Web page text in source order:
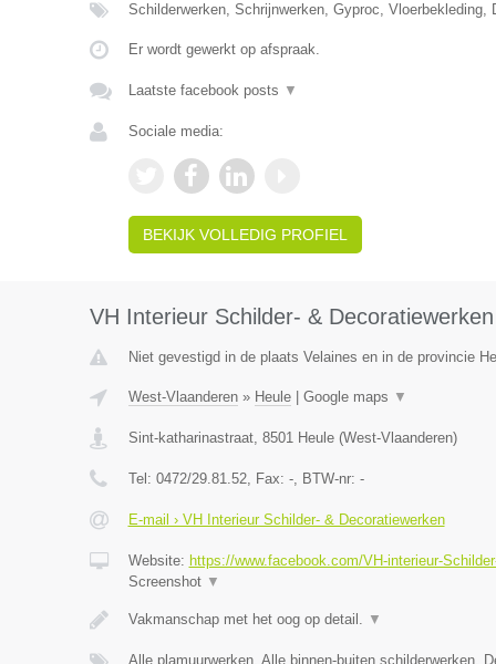
Schilderwerken, Schrijnwerken, Gyproc, Vloerbekleding,
Er wordt gewerkt op afspraak.
Laatste facebook posts ▼
Sociale media:
BEKIJK VOLLEDIG PROFIEL
VH Interieur Schilder- & Decoratiewerken
Niet gevestigd in de plaats Velaines en in de provincie
West-Vlaanderen» Heule| Google maps ▼
Sint-katharinastraat, 8501 Heule(West-Vlaanderen)
Tel: 0472/29.81.52, Fax: -, BTW-nr: -
E-mail › VH Interieur Schilder- & Decoratiewerken
Website: https://www.facebook.com/VH-interieur-
Screenshot ▼
Vakmanschap met het oog op detail. ▼
Alle plamuurwerken, Alle binnen-buiten schilderwerken,